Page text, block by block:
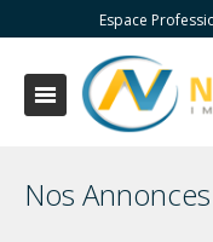
Espace
Nos Annonces